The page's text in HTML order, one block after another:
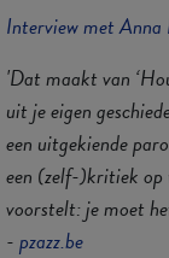
Interview met
'Dat maakt van
uit je eigen
een uitgekiende
een (zelf-)kritiek op
voorstelt: je moet
-pzazz.be